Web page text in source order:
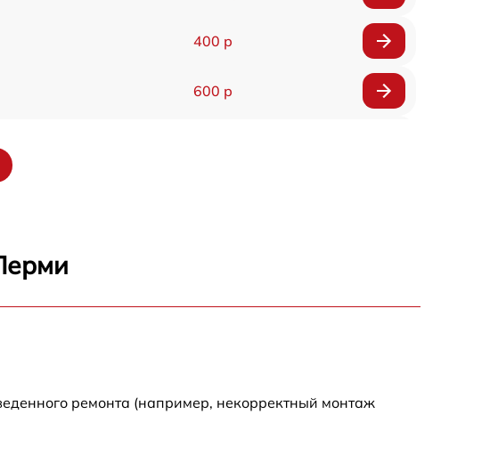
400 р
600 р
ремонта (например, некорректный монтаж